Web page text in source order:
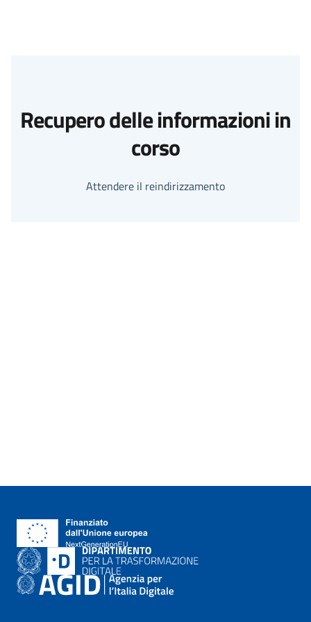
Recupero delle informazioni in
corso
Attendere il reindirizzamento